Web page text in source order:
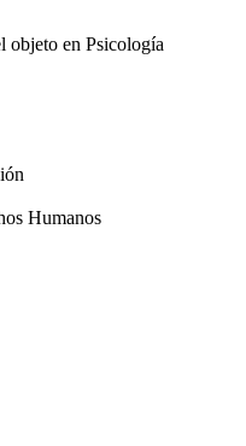
objeto en Psicología
Humanos